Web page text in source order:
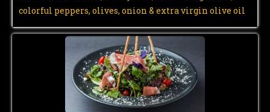
colorful peppers, olives, onion & extra virgin olive oil